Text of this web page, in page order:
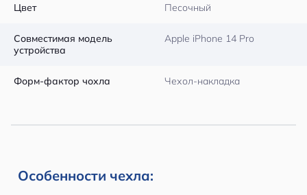
Цвет Песочный
Совместимая модель
устройства
Apple iPhone 14 Pro
Форм-фактор чохла Чехол-накладка
Особенности чехла: